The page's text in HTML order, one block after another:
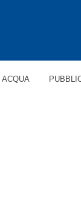
ACQUA